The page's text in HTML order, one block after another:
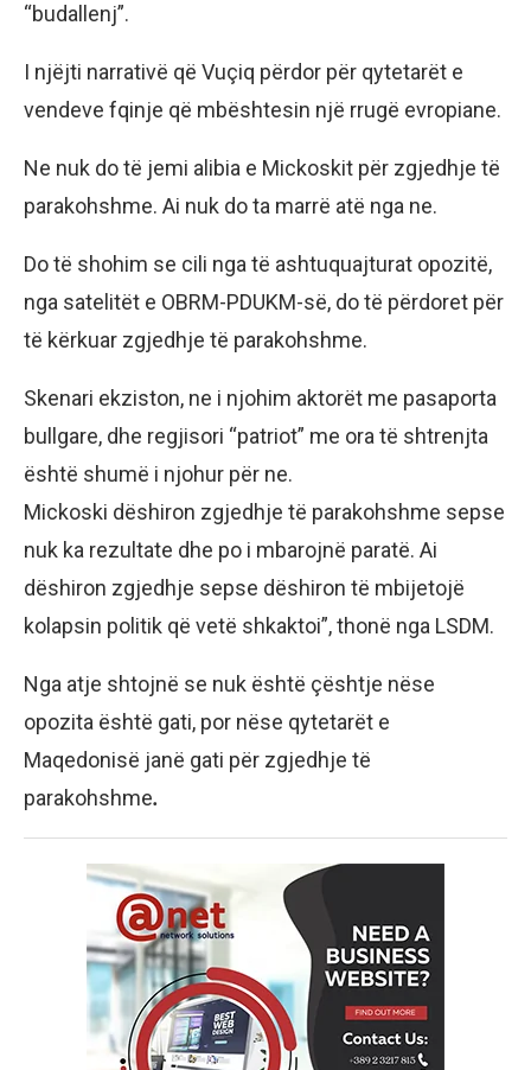
“budallenj”.
I njëjti narrativë që Vuçiq përdor për qytetarët e
vendeve fqinje që mbështesin një rrugë evropiane.
Ne nuk do të jemi alibia e Mickoskit për zgjedhje të
parakohshme. Ai nuk do ta marrë atë nga ne.
Do të shohim se cili nga të ashtuquajturat opozitë,
nga satelitët e OBRM-PDUKM-së, do të përdoret për
të kërkuar zgjedhje të parakohshme.
Skenari ekziston, ne i njohim aktorët me pasaporta
bullgare, dhe regjisori “patriot” me ora të shtrenjta
është shumë i njohur për ne.
Mickoski dëshiron zgjedhje të parakohshme sepse
nuk ka rezultate dhe po i mbarojnë paratë. Ai
dëshiron zgjedhje sepse dëshiron të mbijetojë
kolapsin politik që vetë shkaktoi”, thonë nga LSDM.
Nga atje shtojnë se nuk është çështje nëse
opozita është gati, por nëse qytetarët e
Maqedonisë janë gati për zgjedhje të
parakohshme.